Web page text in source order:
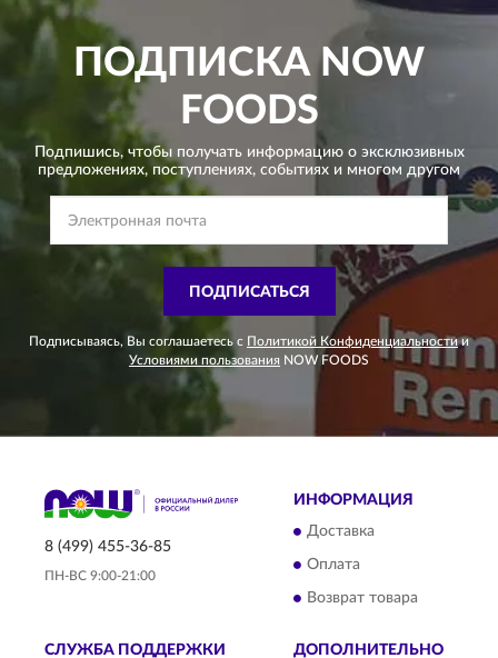
ПОДПИСКАNOW
FOODS
Подпишись, чтобы получать информацию о эксклюзивных
предложениях, поступлениях, событиях и многом другом
ПОДПИСАТЬСЯ
Подписываясь, Вы соглашаетесь с Политикой Конфиденциальности и
Условиями пользования NOW FOODS
8 (499) 455-36-85
ПН-ВС 9:00-21:00
ИНФОРМАЦИЯ
Доставка
Оплата
Возврат товара
СЛУЖБА ПОДДЕРЖКИ ДОПОЛНИТЕЛЬНО